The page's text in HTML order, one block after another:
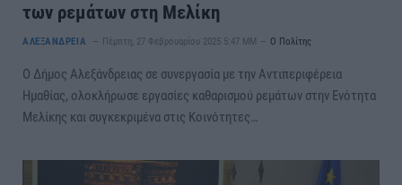
των ρεμάτων στη Μελίκη
ΑΛΕΞΑΝΔΡΕΙΑ Πέμπτη, 27 Φεβρουαρίου 2025 5:47 ΜΜ Ο Πολίτης
Ο Δήμος Αλεξάνδρειας σε συνεργασία με την Αντιπεριφέρεια
Ημαθίας, ολοκλήρωσε εργασίες καθαρισμού ρεμάτων στην Ενότητα
Μελίκης και συγκεκριμένα στις Κοινότητες…